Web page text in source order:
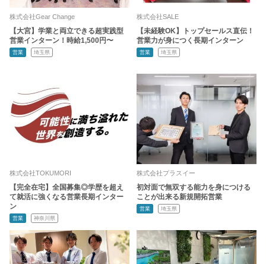
株式会社Gear Change
【大宮】学業と両立できる超実践型
営業インターン！時給1,500円〜
営業 埼玉県
株式会社SALE
【未経験OK】トップセールス直伝！
営業力が身につく長期インターン
営業 埼玉県
株式会社TOKUMORI
【完全在宅】全国募集◎学歴を超え
て就活に強くなる営業長期インター
ン
営業 神奈川県
株式会社プラスイー
初対面で無双する能力を身につける
ことが出来る新規開拓営業
営業 埼玉県